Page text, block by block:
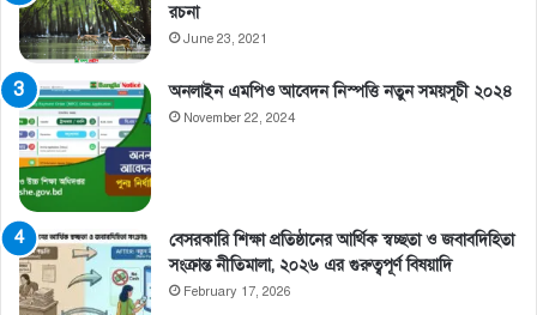
রচনা
June 23, 2021
অনলাইন এমপিও আবেদন নিস্পত্তি নতুন সময়সূচী ২০২৪
November 22, 2024
বেসরকারি শিক্ষা প্রতিষ্ঠানের আর্থিক স্বচ্ছতা ও জবাবদিহিতা
সংক্রান্ত নীতিমালা, ২০২৬ এর গুরুত্বপূর্ণ বিষয়াদি
February 17, 2026